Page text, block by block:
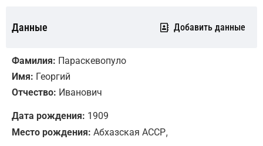
Данные Добавить данные
Фамилия: Параскевопуло
Имя: Георгий
Отчество: Иванович
Дата рождения: 1909
Место рождения: Абхазская АССР,